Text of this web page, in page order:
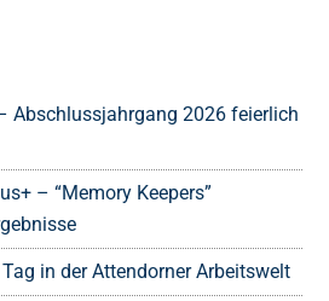
Abschlussjahrgang 2026 feierlich
– “Memory Keepers”
in der Attendorner Arbeitswelt